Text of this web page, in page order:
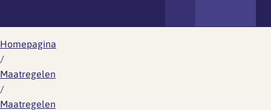
Homepagina
/
Maatregelen
/
Maatregelen